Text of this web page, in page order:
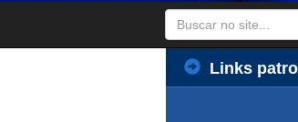
Links